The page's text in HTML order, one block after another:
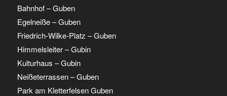
Bahnhof – Guben
Egelneiße – Guben
Friedrich-Wilke-Platz – Guben
Himmelsleiter – Gubin
Kulturhaus – Gubin
Neißeterrassen – Guben
Park am Kletterfelsen Guben